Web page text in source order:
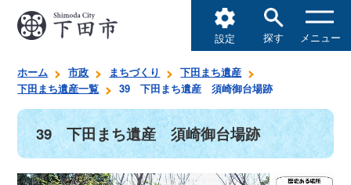
設定 探す メニュー
ホーム 市政 まちづくり
下田まち遺産
下田まち遺産一覧
39 下田まち遺産 須崎御台場跡
39 下田まち遺産 須崎御台場跡